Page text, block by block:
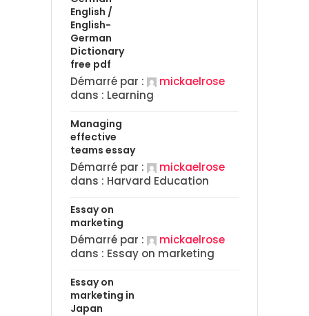
English /
English-
German
Dictionary
free pdf
Démarré par :
mickaelrose
dans : Learning
Managing
effective
teams essay
Démarré par :
mickaelrose
dans : Harvard Education
Essay on
marketing
Démarré par :
mickaelrose
dans : Essay on marketing
Essay on
marketing in
Japan